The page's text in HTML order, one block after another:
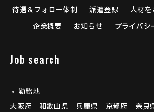
待遇＆フォロー体制
派遣登録
人材
企業概要
お知らせ プライバシ
Job search
勤務地
大阪府
和歌山県 兵庫県 京都府 奈良